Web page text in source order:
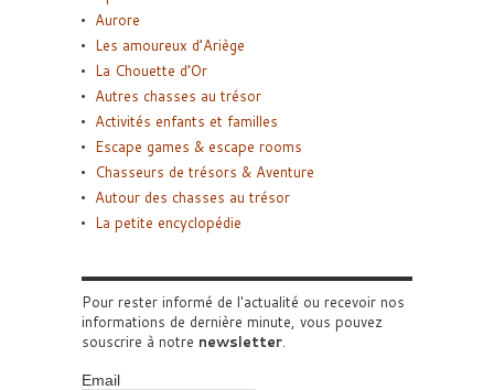
Aurore
Les amoureux d’Ariège
La Chouette d’Or
Autres chasses au trésor
Activités enfants et familles
Escape games & escape rooms
Chasseurs de trésors & Aventure
Autour des chasses au trésor
La petite encyclopédie
Pour rester informé de l'actualité ou recevoir nos
informations de dernière minute, vous pouvez
souscrire à notre newsletter.
Email